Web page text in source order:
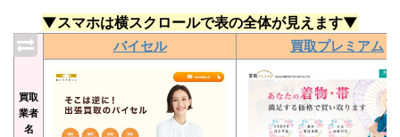
▼スマホは横スクロールで表の全体が見えます▼
買取
業者
名
バイセル 買取プレミアム